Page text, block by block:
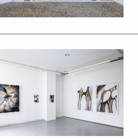
Installation View "Tobias Grewe - PARTITUR
BRUT", Baukunstarchiv NRW (Wall Installation
RAW Space #5) Photo: Sebastian Drüen